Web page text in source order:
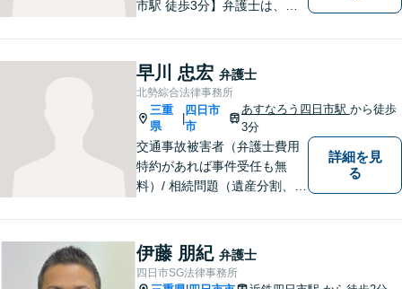
市駅 徒歩3分】弁護士は、依
わからないことがあれば、何
でも聞いてください。 問題解
決に向かって一緒に頑張りま
しょう。
早川 忠宏 弁護士
北勢綜合法律事務所
三重
県
四日市
市
あすなろう四日市駅 から徒歩
3分
交通事故被害者（弁護士費用
特約があれば事件受任も無
料）/ 相続問題（遺産分割、遺
さい。
詳細を見
る
伊藤 朋紀 弁護士
四日市SG法律事務所